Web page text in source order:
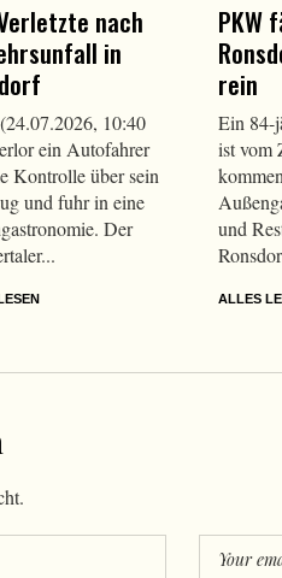
nach
in
10:40
ein Autofahrer
Kontrolle über sein
und fuhr in eine
Der
PKW
rein
Ein 84-
ist vom
und
ALLES